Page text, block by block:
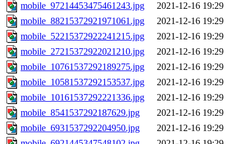
mobile_97214453475461243.jpg
2021-12-16 19:29
mobile_88215372921971061.jpg
2021-12-16 19:29
mobile_52215372922241215.jpg
2021-12-16 19:29
mobile_27215372922021210.jpg
2021-12-16 19:29
mobile_10761537292189275.jpg
2021-12-16 19:29
mobile_10581537292153537.jpg
2021-12-16 19:29
mobile_10161537292221336.jpg
2021-12-16 19:29
mobile_8541537292187629.jpg
2021-12-16 19:29
mobile_6931537292204950.jpg
2021-12-16 19:29